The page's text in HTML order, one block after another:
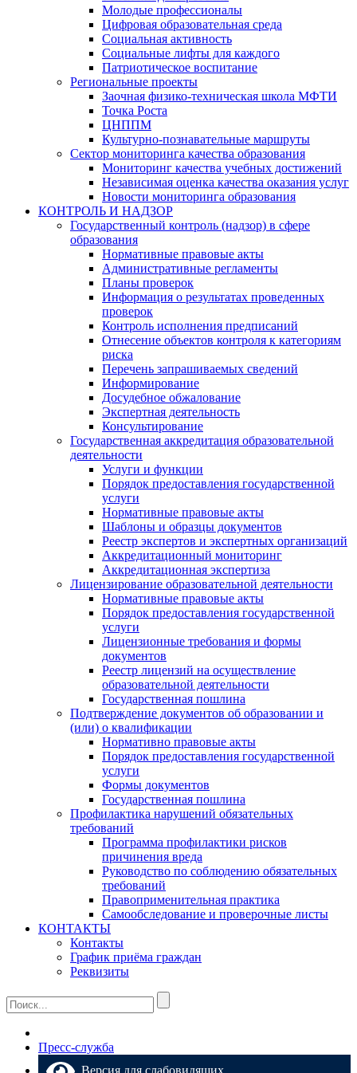
Молодые профессионалы
Цифровая образовательная среда
Социальная активность
Социальные лифты для каждого
Патриотическое воспитание
Региональные проекты
Заочная физико-техническая школа МФТИ
Точка Роста
ЦНППМ
Культурно-познавательные маршруты
Сектор мониторинга качества образования
Мониторинг качества учебных достижений
Независимая оценка качества оказания услуг
Новости мониторинга образования
КОНТРОЛЬ И НАДЗОР
Государственный контроль (надзор) в сфере
образования
Нормативные правовые акты
Административные регламенты
Планы проверок
Информация о результатах проведенных
проверок
Контроль исполнения предписаний
Отнесение объектов контроля к категориям
риска
Перечень запрашиваемых сведений
Информирование
Досудебное обжалование
Экспертная деятельность
Консультирование
Государственная аккредитация образовательной
деятельности
Услуги и функции
Порядок предоставления государственной
услуги
Нормативные правовые акты
Шаблоны и образцы документов
Реестр экспертов и экспертных организаций
Аккредитационный мониторинг
Аккредитационная экспертиза
Лицензирование образовательной деятельности
Нормативные правовые акты
Порядок предоставления государственной
услуги
Лицензионные требования и формы
документов
Реестр лицензий на осуществление
образовательной деятельности
Государственная пошлина
Подтверждение документов об образовании и
(или) о квалификации
Нормативно правовые акты
Порядок предоставления государственной
услуги
Формы документов
Государственная пошлина
Профилактика нарушений обязательных
требований
Программа профилактики рисков
причинения вреда
Руководство по соблюдению обязательных
требований
Правоприменительная практика
Самообследование и проверочные листы
КОНТАКТЫ
Контакты
График приёма граждан
Реквизиты
Пресс-служба
Версия для слабовидящих